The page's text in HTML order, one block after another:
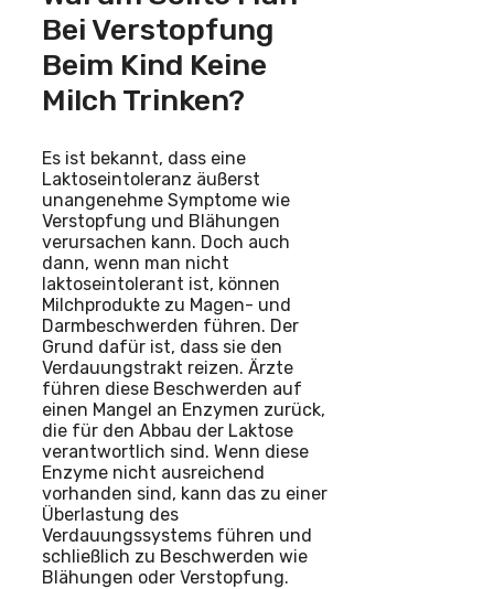
Bei Verstopfung
Beim Kind Keine
Milch Trinken?
Es ist bekannt, dass eine
Laktoseintoleranz äußerst
unangenehme Symptome wie
Verstopfung und Blähungen
verursachen kann. Doch auch
dann, wenn man nicht
laktoseintolerant ist, können
Milchprodukte zu Magen- und
Darmbeschwerden führen. Der
Grund dafür ist, dass sie den
Verdauungstrakt reizen. Ärzte
führen diese Beschwerden auf
einen Mangel an Enzymen zurück,
die für den Abbau der Laktose
verantwortlich sind. Wenn diese
Enzyme nicht ausreichend
vorhanden sind, kann das zu einer
Überlastung des
Verdauungssystems führen und
schließlich zu Beschwerden wie
Blähungen oder Verstopfung.